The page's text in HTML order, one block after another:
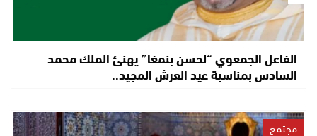
الفاعل الجمعوي “لحسن بنمغا” يهنئ الملك محمد
السادس بمناسبة عيد العرش المجيد..
مجتمع